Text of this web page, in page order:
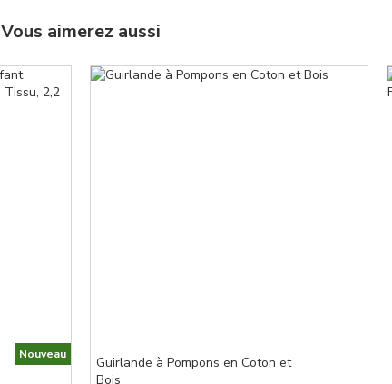
Vous aimerez aussi
Nouveau
Guirlande à Pompons en Coton et
Bois